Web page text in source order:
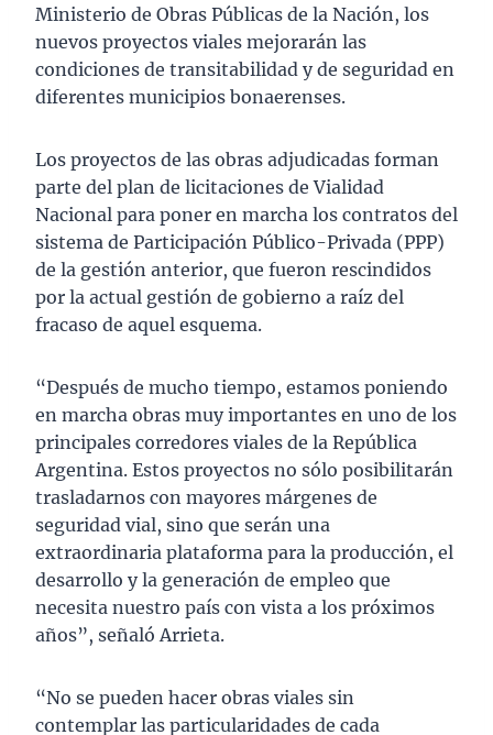
Ministerio de Obras Públicas de la Nación, los
nuevos proyectos viales mejorarán las
condiciones de transitabilidad y de seguridad en
diferentes municipios bonaerenses.
Los proyectos de las obras adjudicadas forman
parte del plan de licitaciones de Vialidad
Nacional para poner en marcha los contratos del
sistema de Participación Público-Privada (PPP)
de la gestión anterior, que fueron rescindidos
por la actual gestión de gobierno a raíz del
fracaso de aquel esquema.
“Después de mucho tiempo, estamos poniendo
en marcha obras muy importantes en uno de los
principales corredores viales de la República
Argentina. Estos proyectos no sólo posibilitarán
trasladarnos con mayores márgenes de
seguridad vial, sino que serán una
extraordinaria plataforma para la producción, el
desarrollo y la generación de empleo que
necesita nuestro país con vista a los próximos
años”, señaló Arrieta.
“No se pueden hacer obras viales sin
contemplar las particularidades de cada